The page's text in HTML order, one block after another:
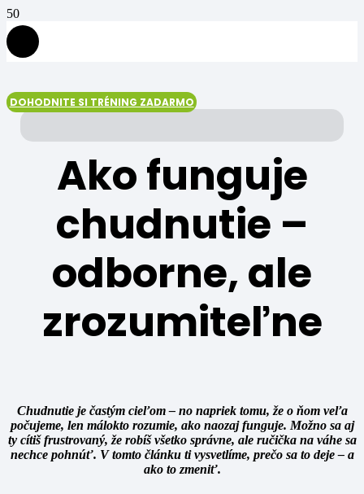
DOHODNITE SI TRÉNING ZADARMO
Ako funguje
chudnutie –
odborne, ale
zrozumiteľne
Chudnutie je častým cieľom – no napriek tomu, že o ňom veľa
počujeme, len málokto rozumie, ako naozaj funguje. Možno sa aj
ty cítiš frustrovaný, že robíš všetko správne, ale ručička na váhe sa
nechce pohnúť. V tomto článku ti vysvetlíme, prečo sa to deje – a
ako to zmeniť.